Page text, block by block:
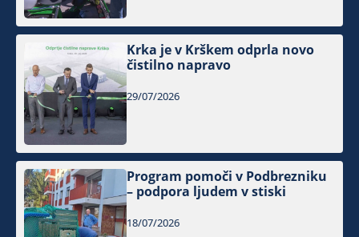
Krka je v Krškem odprla novo
čistilno napravo
29/07/2026
Program pomoči v Podbrezniku
– podpora ljudem v stiski
18/07/2026